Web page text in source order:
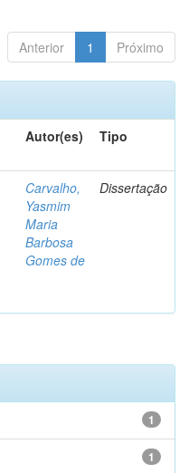
Anterior 1 Próximo
Autor(es) Tipo
Carvalho,
Yasmim
Maria
Barbosa
Gomes de
Dissertação
1
1